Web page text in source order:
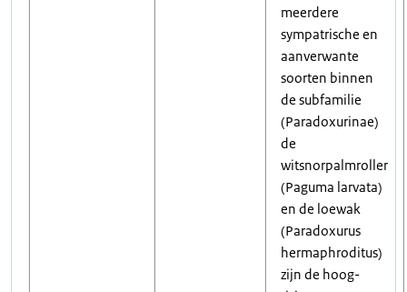
meerdere
sympatrische en
aanverwante
soorten binnen
de subfamilie
(Paradoxurinae)
de
witsnorpalmroller
(Paguma larvata)
en de loewak
(Paradoxurus
hermaphroditus)
zijn de hoog-